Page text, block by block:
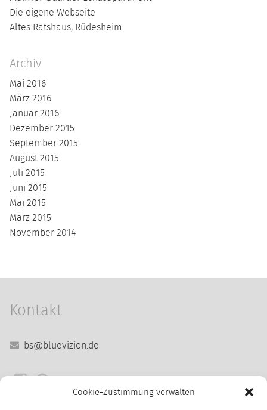
Cookie-Zustimmung verwalten
Die eigene Webseite
Altes Ratshaus, Rüdesheim
Archiv
Mai 2016
März 2016
Januar 2016
Dezember 2015
September 2015
August 2015
Juli 2015
Juni 2015
Mai 2015
März 2015
November 2014
Kontakt
bs@bluevizion.de